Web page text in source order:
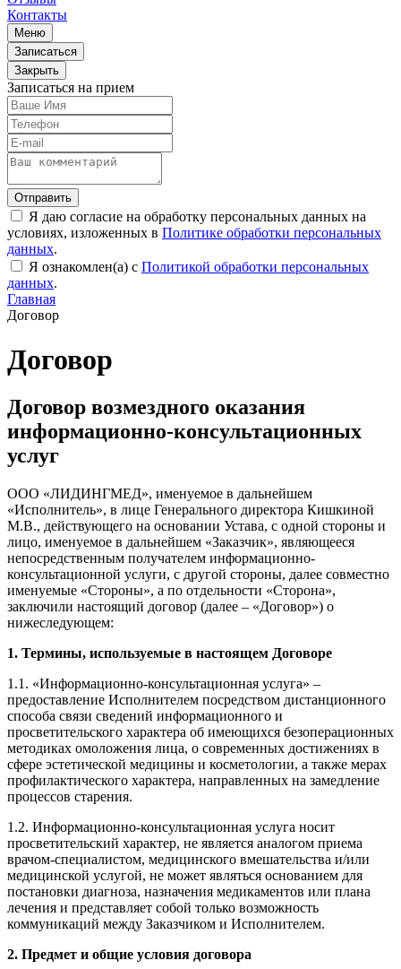
Контакты
Меню
Записаться
Закрыть
Записаться на прием
Отправить
Я даю согласие на обработку персональных данных на
условиях, изложенных в Политике обработки персональных
данных.
Я ознакомлен(а) с Политикой обработки персональных
данных.
Главная
Договор
Договор
Договор возмездного оказания
информационно-консультационных
услуг
ООО «ЛИДИНГМЕД», именуемое в дальнейшем
«Исполнитель», в лице Генерального директора Кишкиной
М.В., действующего на основании Устава, с одной стороны и
лицо, именуемое в дальнейшем «Заказчик», являющееся
непосредственным получателем информационно-
консультационной услуги, с другой стороны, далее совместно
именуемые «Стороны», а по отдельности «Сторона»,
заключили настоящий договор (далее – «Договор») о
нижеследующем:
1. Термины, используемые в настоящем Договоре
1.1. «Информационно-консультационная услуга» –
предоставление Исполнителем посредством дистанционного
способа связи сведений информационного и
просветительского характера об имеющихся безоперационных
методиках омоложения лица, о современных достижениях в
сфере эстетической медицины и косметологии, а также мерах
профилактического характера, направленных на замедление
процессов старения.
1.2. Информационно-консультационная услуга носит
просветительский характер, не является аналогом приема
врачом-специалистом, медицинского вмешательства и/или
медицинской услугой, не может являться основанием для
постановки диагноза, назначения медикаментов или плана
лечения и представляет собой только возможность
коммуникаций между Заказчиком и Исполнителем.
2. Предмет и общие условия договора